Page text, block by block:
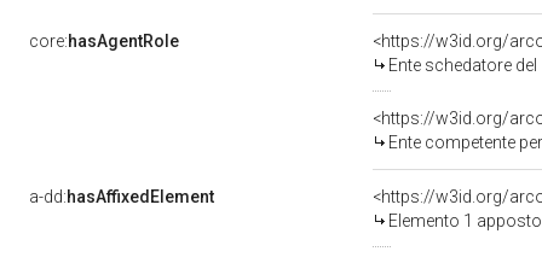
core:hasAgentRole
<https://w3id.org/
Ente schedatore del
<https://w3id.org/
Ente competente per tutela
a-dd:hasAffixedElement
<https://w3id.org/
Elemento 1